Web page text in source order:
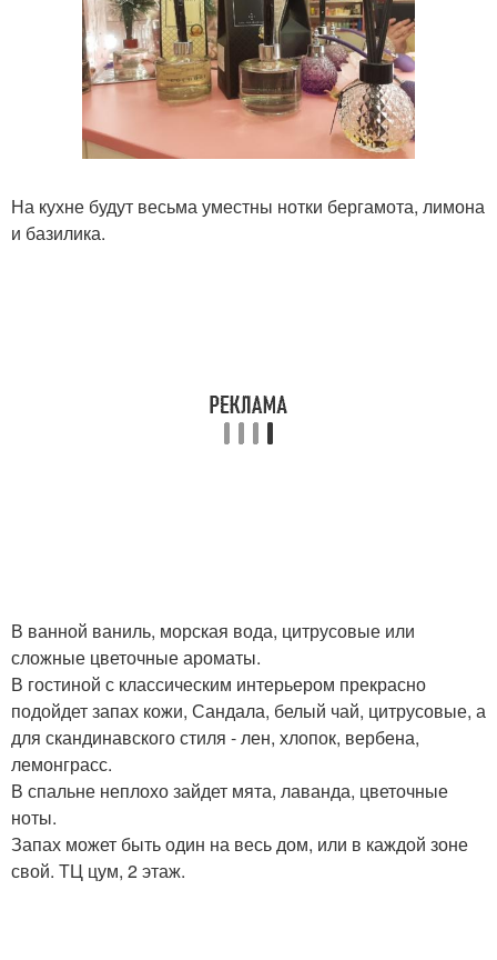
На кухне будут весьма уместны нотки бергамота, лимона
и базилика.
В ванной ваниль, морская вода, цитрусовые или
сложные цветочные ароматы.
В гостиной с классическим интерьером прекрасно
подойдет запах кожи, Сандала, белый чай, цитрусовые, а
для скандинавского стиля - лен, хлопок, вербена,
лемонграсс.
В спальне неплохо зайдет мята, лаванда, цветочные
ноты.
Запах может быть один на весь дом, или в каждой зоне
свой. ТЦ цум, 2 этаж.